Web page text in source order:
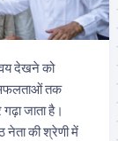
देखने को
सफलताओं तक
जाता है।
की श्रेणी में